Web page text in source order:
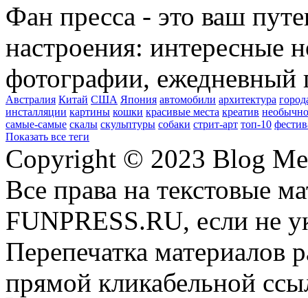
Фан пресса - это ваш
настроения: интересные
фотографии, ежедневный
Австралия Китай США Япония автомобили архитектура
инсталляции картины кошки красивые места креатив
самые-самые скалы скульптуры собаки стрит-арт топ-10
Показать все теги
Copyright © 2023 Blog
Все права на текстовые
FUNPRESS.RU, если не
Перепечатка материалов
прямой кликабельной